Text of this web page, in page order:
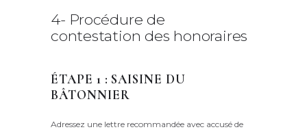
4- Procédure de
contestation des honoraires
ÉTAPE 1 : SAISINE DU
BÂTONNIER
Adressez une lettre recommandée avec accusé de